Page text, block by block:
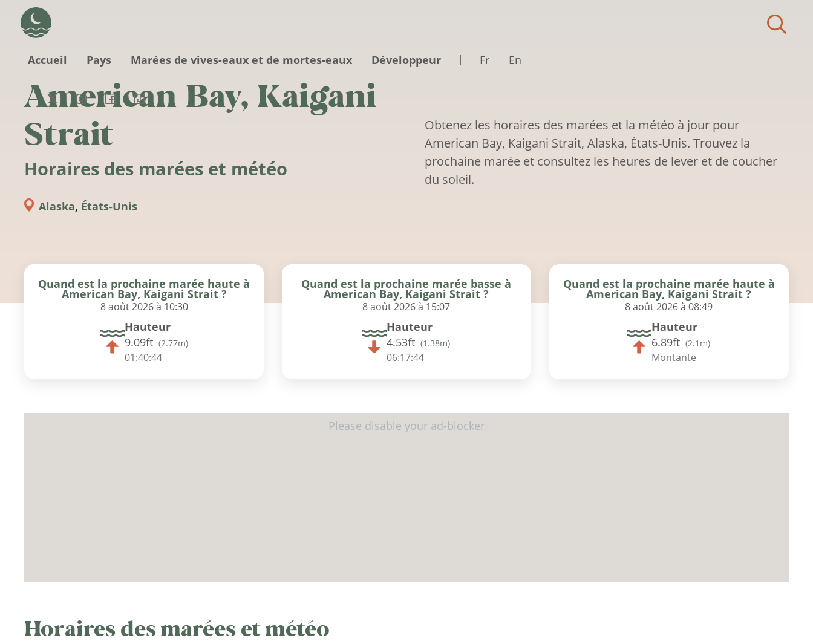
Accueil
Pays Marées de vives-eaux et de mortes-eaux Développeur Fr En
American Bay, Kaigani
Strait
Horaires des marées et météo
Alaska, États-Unis
Obtenez les horaires des marées et la météo à jour pour
American Bay, Kaigani Strait, Alaska, États-Unis. Trouvez la
prochaine marée et consultez les heures de lever et de coucher
du soleil.
Quand est la prochaine marée haute à
American Bay, Kaigani Strait ?
8 août 2026 à 10:30
Hauteur
9.09ft (2.77m)
01:40:43
Quand est la prochaine marée basse à
American Bay, Kaigani Strait ?
8 août 2026 à 15:07
Hauteur
4.53ft (1.38m)
06:17:43
Quand est la prochaine marée haute à
American Bay, Kaigani Strait ?
8 août 2026 à 08:49
Hauteur
6.89ft (2.1m)
Montante
Horaires des marées et météo